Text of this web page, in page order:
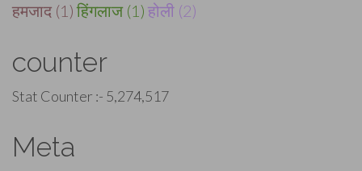
हमजाद (1) हिंगलाज (1) होली (2)
counter
Stat Counter :- 5,274,517
Meta